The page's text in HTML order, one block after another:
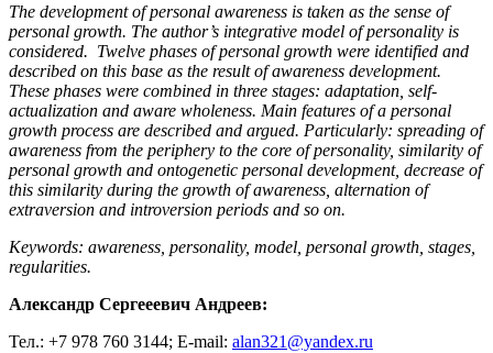
The development of personal awareness is taken as the sense of
personal growth. The author’s integrative model of personality is
considered. Twelve phases of personal growth were identified and
described on this base as the result of awareness development.
These phases were combined in three stages: adaptation, self-
actualization and aware wholeness. Main features of a personal
growth process are described and argued. Particularly: spreading of
awareness from the periphery to the core of personality, similarity of
personal growth and ontogenetic personal development, decrease of
this similarity during the growth of awareness, alternation of
extraversion and introversion periods and so on.
Keywords: awareness, personality, model, personal growth, stages,
regularities.
Александр Сергееевич Андреев:
Тел.: +7 978 760 3144; E-mail: alan321@yandex.ru